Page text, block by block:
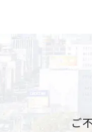
ご